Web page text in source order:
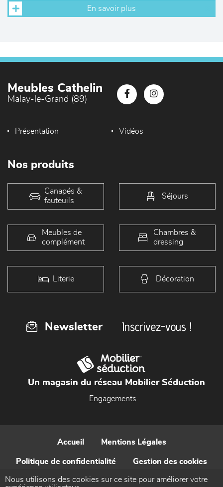
En savoir plus
Meubles Cathelin
Malay-le-Grand (89)
Présentation Vidéos
Nos produits
Canapés &
fauteuils
Séjours
Meubles de
complément
Chambres &
dressing
Literie Décoration
Newsletter Inscrivez-vous !
Un magasin du réseau Mobilier Séduction
Engagements
Accueil Mentions Légales
Politique de confidentialité Gestion des cookies
Contact
Nous utilisons des cookies sur ce site pour améliorer votre